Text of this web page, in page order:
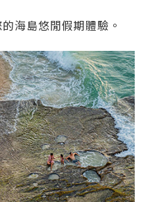
海島悠閒假期體驗。